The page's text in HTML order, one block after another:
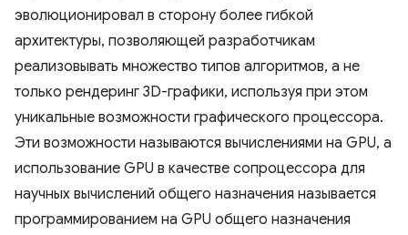
эволюционировал в сторону более гибкой
архитектуры, позволяющей разработчикам
реализовывать множество типов алгоритмов, а не
только рендеринг 3D-графики, используя при этом
уникальные возможности графического процессора.
Эти возможности называются вычислениями на GPU, а
использование GPU в качестве сопроцессора для
научных вычислений общего назначения называется
программированием на GPU общего назначения